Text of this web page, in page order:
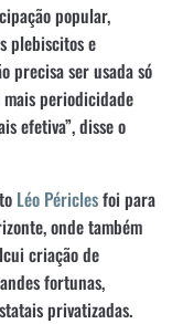
popular,
plebiscitos e
precisa ser usada só
mais periodicidade
efetiva”, disse o
Léo Périclesfoi para
onde também
criação de
fortunas,
privatizadas.